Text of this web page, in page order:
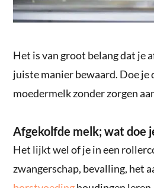
Het is van groot belang dat je
juiste manier bewaard. Doe je
moedermelk zonder zorgen
Afgekolfde melk; wat doe
Het lijkt wel of je in een
zwangerschap, bevalling, het